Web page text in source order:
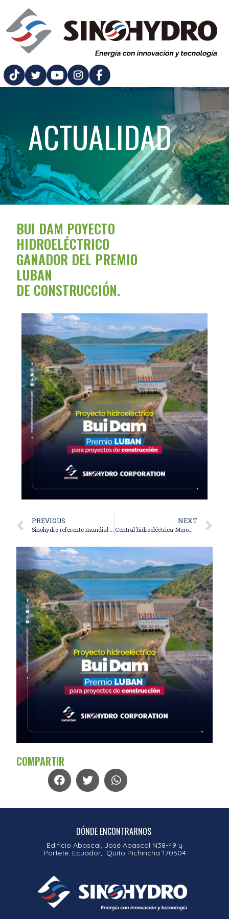
ACTUALIDAD
BUI DAM POYECTO
HIDROELÉCTRICO
GANADOR DEL PREMIO
LUBAN
DE CONSTRUCCIÓN.
PREVIOUS NEXT
Central hidroeléctrica Merowe, la presa más larga del mundo construida por Sinohydro.
COMPARTIR
DÓNDE ENCONTRARNOS
Edificio Abascal, José Abascal N38-49 y
Portete. Ecuador, Quito Pichincha 170504